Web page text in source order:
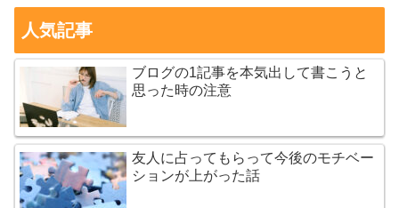
人気記事
ブログの1記事を本気出して書こうと
思った時の注意
友人に占ってもらって今後のモチベー
ションが上がった話